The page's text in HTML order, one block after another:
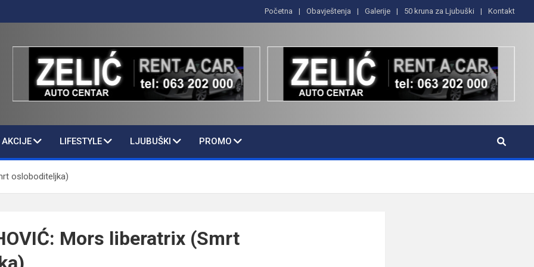
Početna Obavještenja Galerije 50 kruna za Ljubuški Kontakt
LIFESTYLE LJUBUŠKI PROMO
osloboditeljka)
Mors liberatrix (Smrt